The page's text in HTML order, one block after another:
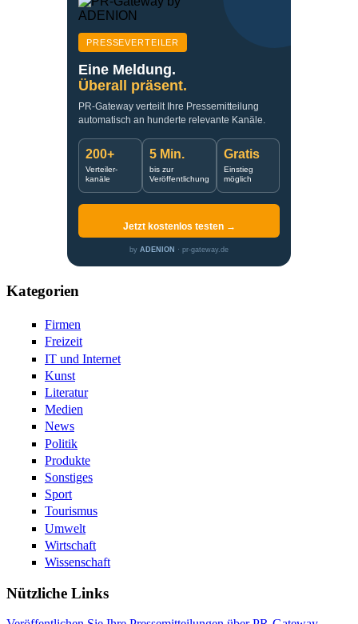
PRESSEVERTEILER
Eine Meldung.
Überall präsent.
PR-Gateway verteilt Ihre Pressemitteilung
automatisch an hunderte relevante Kanäle.
200+
Verteiler-
kanäle
5 Min.
bis zur
Veröffentlichung
Gratis
Einstieg
möglich
Jetzt kostenlos testen →
by ADENION · pr-gateway.de
Kategorien
Firmen
Freizeit
IT und Internet
Kunst
Literatur
Medien
News
Politik
Produkte
Sonstiges
Sport
Tourismus
Umwelt
Wirtschaft
Wissenschaft
Nützliche Links